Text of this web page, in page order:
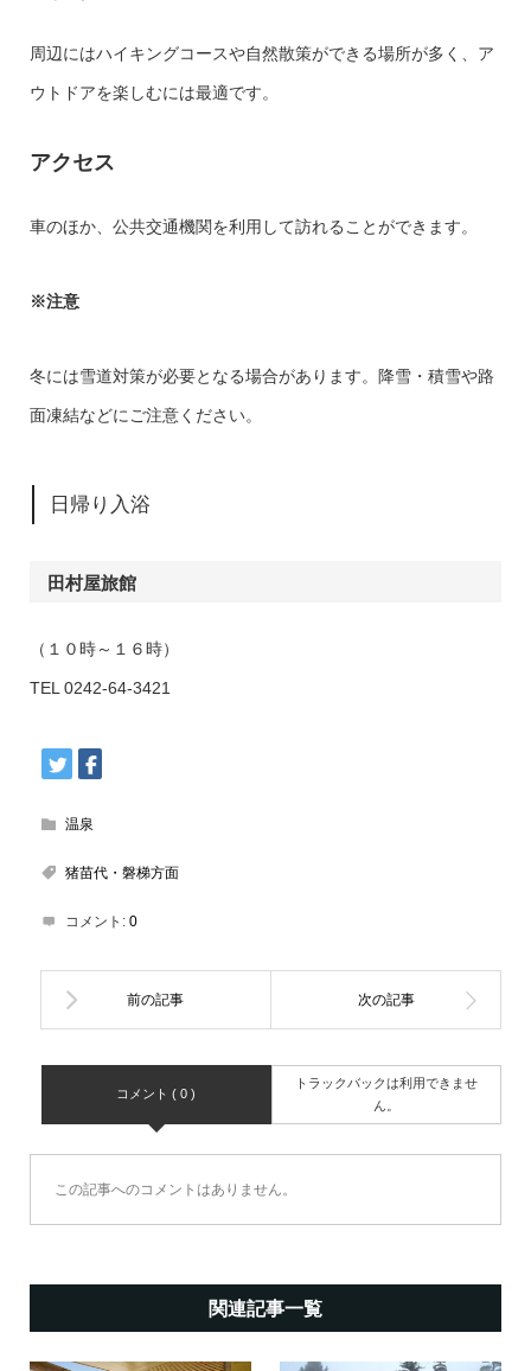
周辺にはハイキングコースや自然散策ができる場所が多く、ア
ウトドアを楽しむには最適です。
アクセス
車のほか、公共交通機関を利用して訪れることができます。
※注意
冬には雪道対策が必要となる場合があります。降雪・積雪や路
面凍結などにご注意ください。
日帰り入浴
田村屋旅館
（１０時～１６時）
TEL 0242-64-3421
温泉
猪苗代・磐梯方面
コメント: 0
コメント ( 0 )
トラックバックは利用できませ
ん。
この記事へのコメントはありません。
関連記事一覧